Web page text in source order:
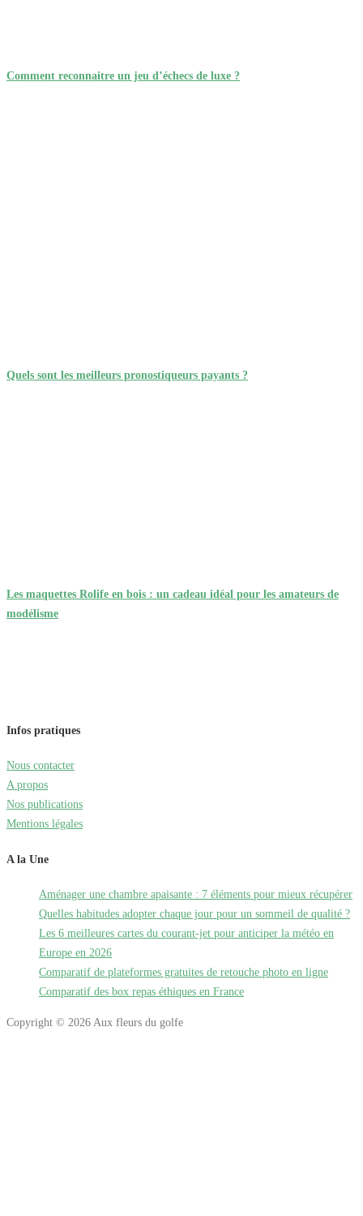
Comment reconnaitre un jeu d’échecs de luxe ?
Quels sont les meilleurs pronostiqueurs payants ?
Les maquettes Rolife en bois : un cadeau idéal pour les amateurs de
modélisme
Infos pratiques
Nous contacter
A propos
Nos publications
Mentions légales
A la Une
Aménager une chambre apaisante : 7 éléments pour mieux récupérer
Quelles habitudes adopter chaque jour pour un sommeil de qualité ?
Les 6 meilleures cartes du courant-jet pour anticiper la météo en
Europe en 2026
Comparatif de plateformes gratuites de retouche photo en ligne
Comparatif des box repas éthiques en France
Copyright © 2026 Aux fleurs du golfe